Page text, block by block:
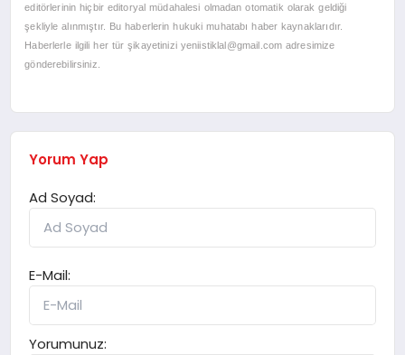
editörlerinin hiçbir editoryal müdahalesi olmadan otomatik olarak geldiği
şekliyle alınmıştır. Bu haberlerin hukuki muhatabı haber kaynaklarıdır.
Haberlerle ilgili her tür şikayetinizi yeniistiklal@gmail.com adresimize
gönderebilirsiniz.
Yorum Yap
Ad Soyad:
E-Mail:
Yorumunuz: